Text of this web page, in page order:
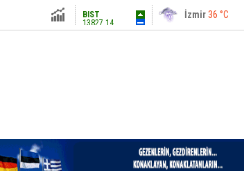
Altın6580.32 İstanbul 31 °C